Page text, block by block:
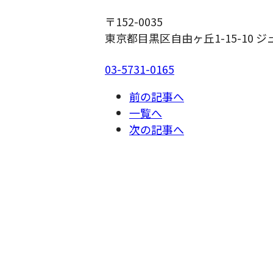
〒152-0035
東京都目黒区自由ヶ丘1-15-10 ジ
03-5731-0165
前の記事へ
一覧へ
次の記事へ